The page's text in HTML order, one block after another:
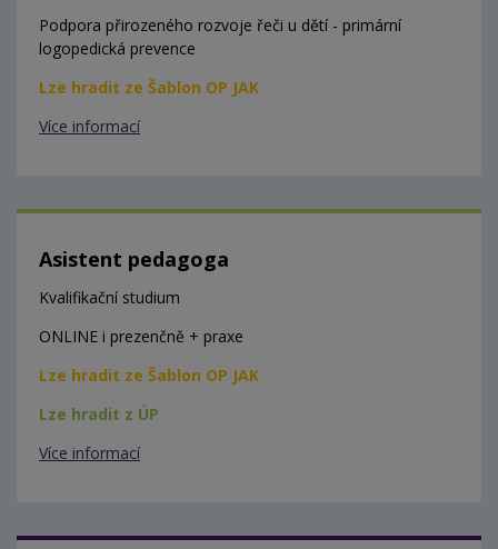
Podpora přirozeného rozvoje řeči u dětí - primární
logopedická prevence
Lze hradit ze Šablon OP JAK
Více informací
Asistent pedagoga
Kvalifikační studium
ONLINE i prezenčně + praxe
Lze hradit ze Šablon OP JAK
Lze hradit z ÚP
Více informací